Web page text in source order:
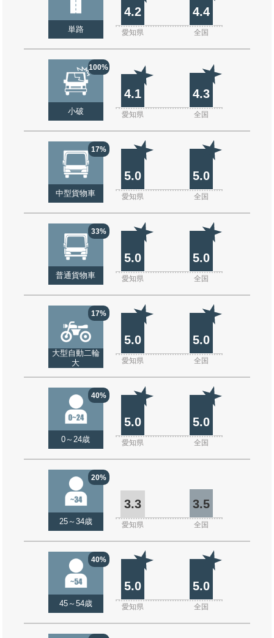
単路
4.2 4.4
愛知県 全国
100%
小破
4.1 4.3
愛知県 全国
17%
中型貨物車
5.0 5.0
愛知県 全国
33%
普通貨物車
5.0 5.0
愛知県 全国
17%
大型自動二輪
大
5.0 5.0
愛知県 全国
40%
0～24歳
5.0 5.0
愛知県 全国
20%
25～34歳
3.3 3.5
愛知県 全国
40%
45～54歳
5.0 5.0
愛知県 全国